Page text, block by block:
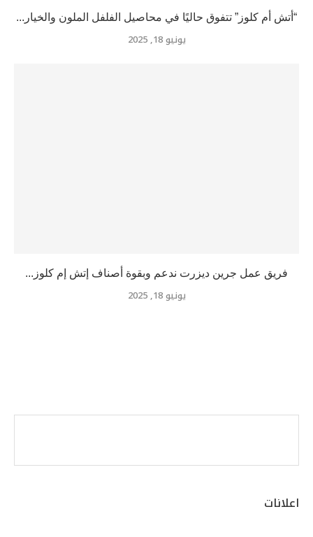
“أتش أم كلوز” تتفوق حاليًا في محاصيل الفلفل الملون والخيار...
يونيو 18, 2025
فريق عمل جرين ديزرت ندعم وبقوة أصناف إتش إم كلوز...
يونيو 18, 2025
اعلانات